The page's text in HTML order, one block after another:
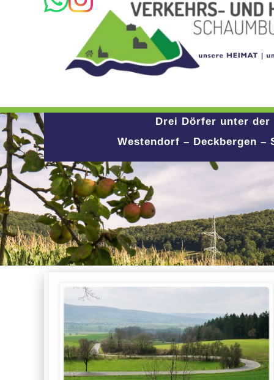
Drei Dörfer unter der
Westendorf – Deckbergen –